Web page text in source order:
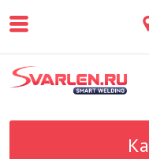
более 3
поставки в
дня.
Данный
уточните